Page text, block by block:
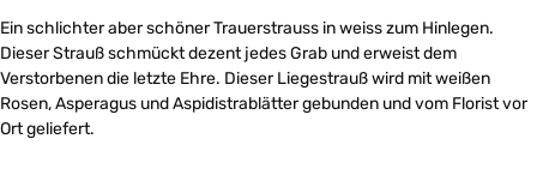
Ein schlichter aber schöner Trauerstrauss in weiss zum Hinlegen.
Dieser Strauß schmückt dezent jedes Grab und erweist dem
Verstorbenen die letzte Ehre. Dieser Liegestrauß wird mit weißen
Rosen, Asperagus und Aspidistrablätter gebunden und vom Florist vor
Ort geliefert.